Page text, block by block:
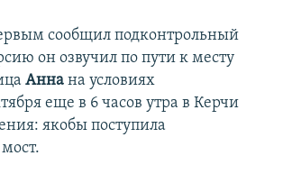
сообщил подконтрольный
он озвучил по пути к месту
Аннана условиях
еще в 6 часов утра в Керчи
якобы поступила